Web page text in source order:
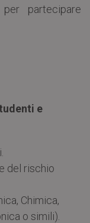
partecipare
e
del rischio
Chimica,
o simili).